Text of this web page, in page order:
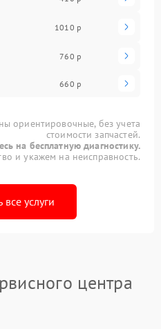
1010 р
760 р
660 р
ориентировочные, без учета
стоимости запчастей.
на бесплатную диагностику.
и укажем на неисправность.
все услуги
центра